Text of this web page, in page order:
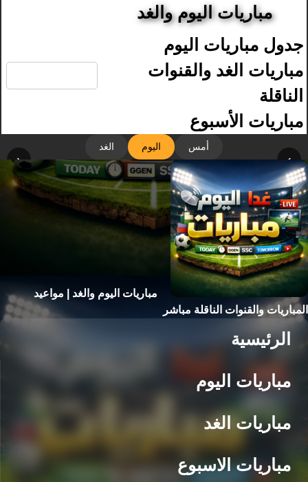
مباريات اليوم والغد
جدول مباريات اليوم
مباريات الغد والقنوات
الناقلة
مباريات الأسبوع
أمس اليوم الغد
‹ ›
مباريات اليوم والغد | مواعيد
المباريات والقنوات الناقلة مباشر
الرئيسية
مباريات اليوم
مباريات الغد
مباريات الاسبوع